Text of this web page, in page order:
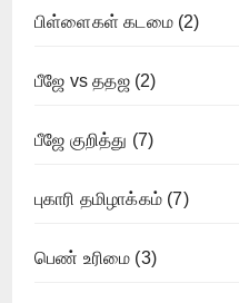
பிள்ளைகள் கடமை(2)
பீஜே vs ததஜ(2)
பீஜே குறித்து (7)
புகாரி தமிழாக்கம் (7)
பெண் உரிமை (3)